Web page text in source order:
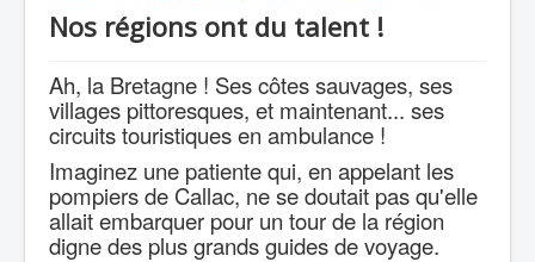
Nos Luttes
Outils
Nos régions ont du talent !
Ah, la Bretagne ! Ses côtes sauvages, ses
villages pittoresques, et maintenant... ses
circuits touristiques en ambulance !
Imaginez une patiente qui, en appelant les
pompiers de Callac, ne se doutait pas qu'elle
allaitembarquer pour un tour de la région
digne des plus grands guides de voyage.